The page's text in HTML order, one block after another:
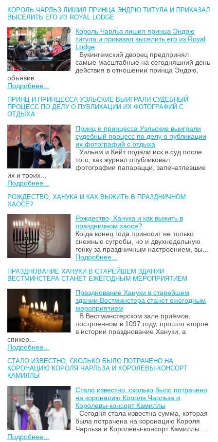
КОРОЛЬ ЧАРЛЬЗ ЛИШИЛ ПРИНЦА ЭНДРЮ ТИТУЛА И ПРИКАЗАЛ
ВЫСЕЛИТЬ ЕГО ИЗ ROYAL LODGE
Король Чарльз лишил принца Эндрю
титула и приказал выселить его из Royal
Lodge
Букингемский дворец предпринял
самые масштабные на сегодняшний день
действия в отношении принца Эндрю,
объявив...
Подробнее...
ПРИНЦ И ПРИНЦЕССА УЭЛЬСКИЕ ВЫИГРАЛИ СУДЕБНЫЙ
ПРОЦЕСС ПО ДЕЛУ О ПУБЛИКАЦИИ ИХ ФОТОГРАФИЙ С
ОТДЫХА
Принц и принцесса Уэльские выиграли
судебный процесс по делу о публикации
их фотографий с отдыха
Уильям и Кейт подали иск в суд после
того, как журнал опубликовал
фотографии папарацци, запечатлевшие
их и троих...
Подробнее...
РОЖДЕСТВО, ХАНУКА И КАК ВЫЖИТЬ В ПРАЗДНИЧНОМ
ХАОСЕ?
Рождество, Ханука и как выжить в
праздничном хаосе?
Когда конец года приносит не только
снежные сугробы, но и двухнедельную
гонку за праздничным настроением, вы...
Подробнее...
ПРАЗДНОВАНИЕ ХАНУКИ В СТАРЕЙШЕМ ЗДАНИИ
ВЕСТМИНСТЕРА СТАНЕТ ЕЖЕГОДНЫМ МЕРОПРИЯТИЕМ
Празднование Хануки в старейшем
здании Вестминстера станет ежегодным
мероприятием
В Вестминстерском зале приёмов,
построенном в 1097 году, прошло второе
в истории празднование Хануки, а
спикер...
Подробнее...
СТАЛО ИЗВЕСТНО, СКОЛЬКО БЫЛО ПОТРАЧЕНО НА
КОРОНАЦИЮ КОРОЛЯ ЧАРЛЬЗА И КОРОЛЕВЫ-КОНСОРТ
КАМИЛЛЫ
Стало известно, сколько было потрачено
на коронацию Короля Чарльза и
Королевы-консорт Камиллы
Сегодня стала известна сумма, которая
была потрачена на коронацию Короля
Чарльза и Королевы-консорт Камиллы....
Подробнее...